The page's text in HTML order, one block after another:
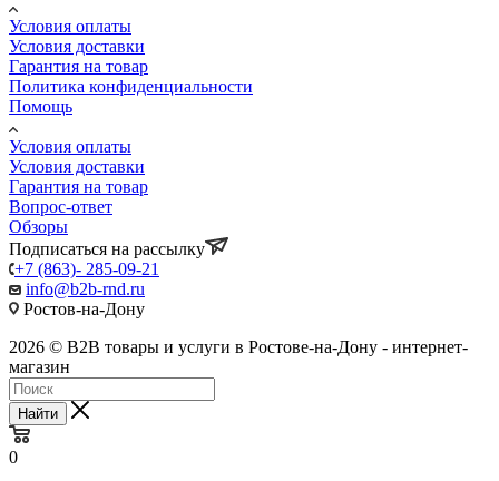
Условия оплаты
Условия доставки
Гарантия на товар
Политика конфиденциальности
Помощь
Условия оплаты
Условия доставки
Гарантия на товар
Вопрос-ответ
Обзоры
Подписаться на рассылку
+7 (863)- 285-09-21
info@b2b-rnd.ru
Ростов-на-Дону
2026 © B2B товары и услуги в Ростове-на-Дону - интернет-
магазин
Найти
0